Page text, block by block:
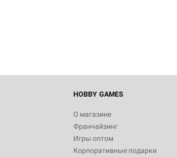
HOBBY GAMES
О магазине
Франчайзинг
Игры оптом
Корпоративные подарки